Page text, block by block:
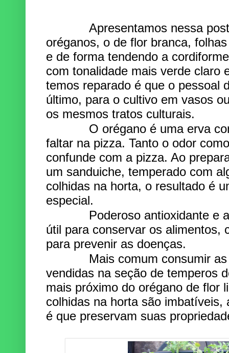
Apresentamos nessa
oréganos, o de flor branca,
e de forma tendendo a
com tonalidade mais verde claro
temos reparado é que o pessoal
último, para o cultivo em vasos
os mesmos tratos culturais.
O orégano é uma erva
faltar na pizza. Tanto o odor
confunde com a pizza. Ao
um sanduiche, temperado com
colhidas na horta, o resultado é
especial.
Poderoso antioxidante e
útil para conservar os alimentos,
para prevenir as doenças.
Mais comum consumir as
vendidas na seção de temperos
mais próximo do orégano de flor
colhidas na horta são imbatíveis,
é que preservam suas